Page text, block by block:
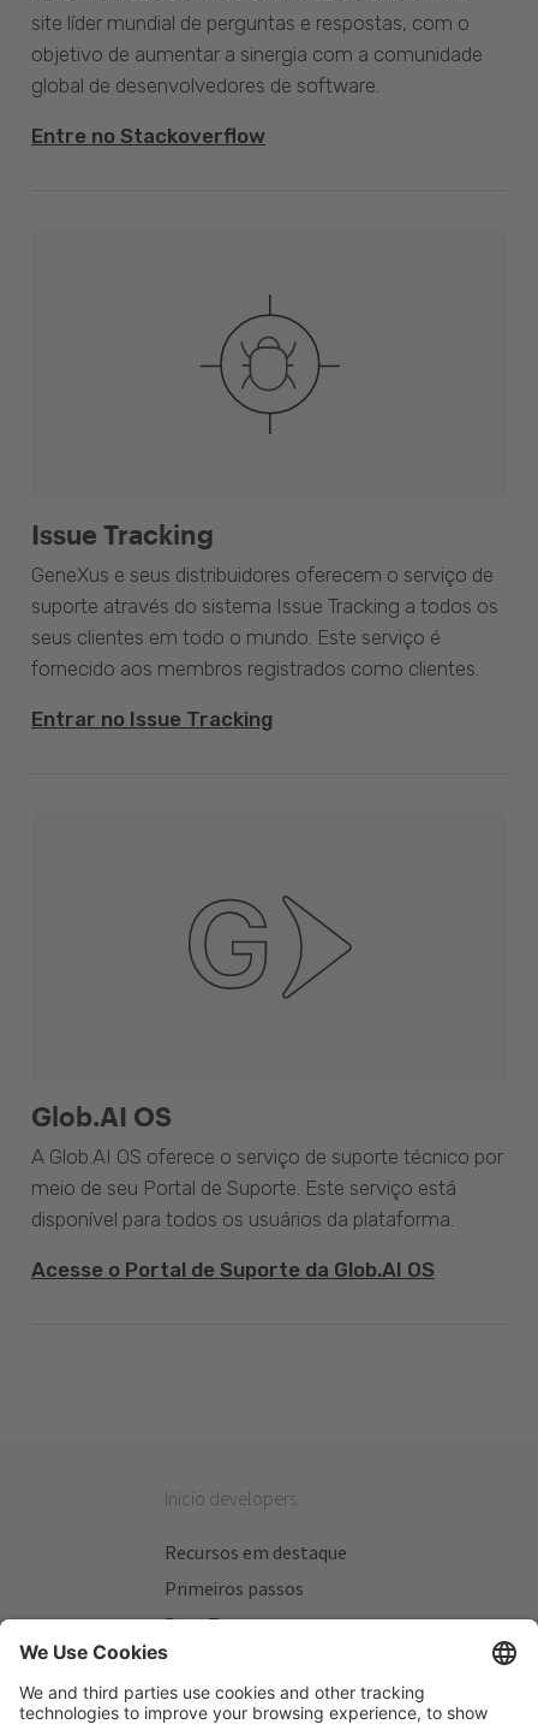
site líder mundial de perguntas e respostas, com o
objetivo de aumentar a sinergia com a comunidade
global de desenvolvedores de software.
Entre no Stackoverflow
Issue Tracking
GeneXus e seus distribuidores oferecem o serviço de
suporte através do sistema Issue Tracking a todos os
seus clientes em todo o mundo. Este serviço é
fornecido aos membros registrados como clientes.
Entrar no Issue Tracking
Glob.AI OS
A Glob.AI OS oferece o serviço de suporte técnico por
meio de seu Portal de Suporte. Este serviço está
disponível para todos os usuários da plataforma.
Acesse o Portal de Suporte da Glob.AI OS
Inicio developers
Recursos em destaque
Primeiros passos
Beta Testers
Meus Planos